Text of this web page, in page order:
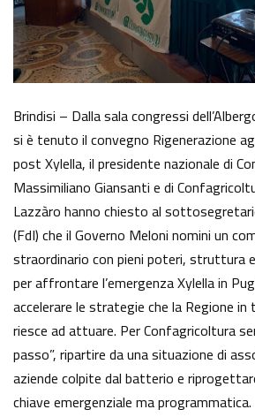
Brindisi – Dalla sala congressi
si è tenuto il convegno Rigenerazione
post Xylella, il presidente nazionale di
Massimiliano Giansanti e di
Lazzàro hanno chiesto al
(FdI) che il Governo Meloni nomini un
straordinario con pieni poteri, struttura
per affrontare l’emergenza Xylella in
accelerare le strategie che la Regione
riesce ad attuare. Per Confagricoltura
passo”, ripartire da una situazione di
aziende colpite dal batterio e
chiave emergenziale ma programmatica.